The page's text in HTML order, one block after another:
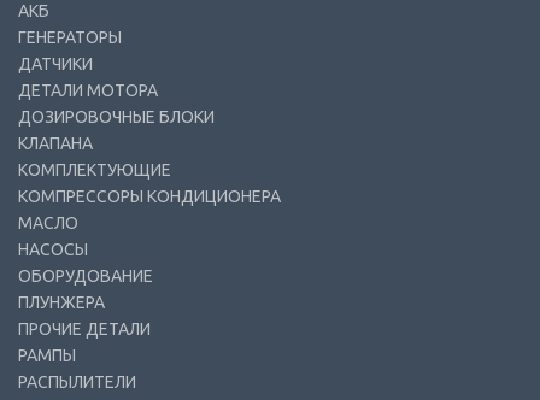
АКБ
ГЕНЕРАТОРЫ
ДАТЧИКИ
ДЕТАЛИ МОТОРА
ДОЗИРОВОЧНЫЕ БЛОКИ
КЛАПАНА
КОМПЛЕКТУЮЩИЕ
КОМПРЕССОРЫ КОНДИЦИОНЕРА
МАСЛО
НАСОСЫ
ОБОРУДОВАНИЕ
ПЛУНЖЕРА
ПРОЧИЕ ДЕТАЛИ
РАМПЫ
РАСПЫЛИТЕЛИ